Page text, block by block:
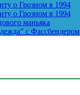
о Грозном в 1994
о Грозном в 1994
маньяка
с Фассбендером